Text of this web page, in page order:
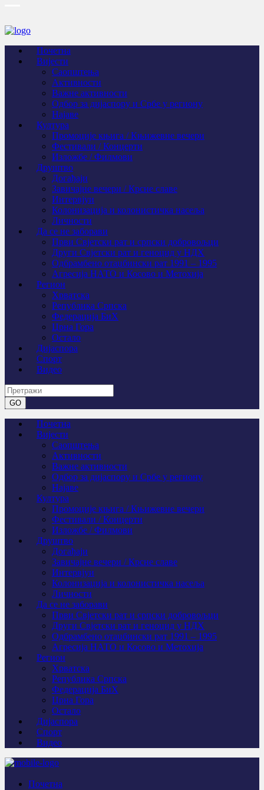
Почетна
Вијести
Саопштења
Активности
Важне активности
Одбор за дијаспору и Србе у региону
Најаве
Култура
Промоције књига / Књижевне вечери
Фестивали / Концерти
Изложбе / Филмови
Друштво
Догађаји
Завичајне вечери / Крсне славе
Интервјуи
Колонизација и колонистичка насеља
Личности
Да се не заборави
Први Свјeтски рат и српски добровољци
Други Свјетски рат и геноцид у НДХ
Одбрамбено отаџбински рат 1991 – 1995
Агресија НАТО и Косово и Метохија
Регион
Хрватска
Република Српска
Федерација БиХ
Црна Гора
Остало
Дијаспора
Спорт
Видео
Почетна
Вијести
Саопштења
Активности
Важне активности
Одбор за дијаспору и Србе у региону
Најаве
Култура
Промоције књига / Књижевне вечери
Фестивали / Концерти
Изложбе / Филмови
Друштво
Догађаји
Завичајне вечери / Крсне славе
Интервјуи
Колонизација и колонистичка насеља
Личности
Да се не заборави
Први Свјeтски рат и српски добровољци
Други Свјетски рат и геноцид у НДХ
Одбрамбено отаџбински рат 1991 – 1995
Агресија НАТО и Косово и Метохија
Регион
Хрватска
Република Српска
Федерација БиХ
Црна Гора
Остало
Дијаспора
Спорт
Видео
Почетна